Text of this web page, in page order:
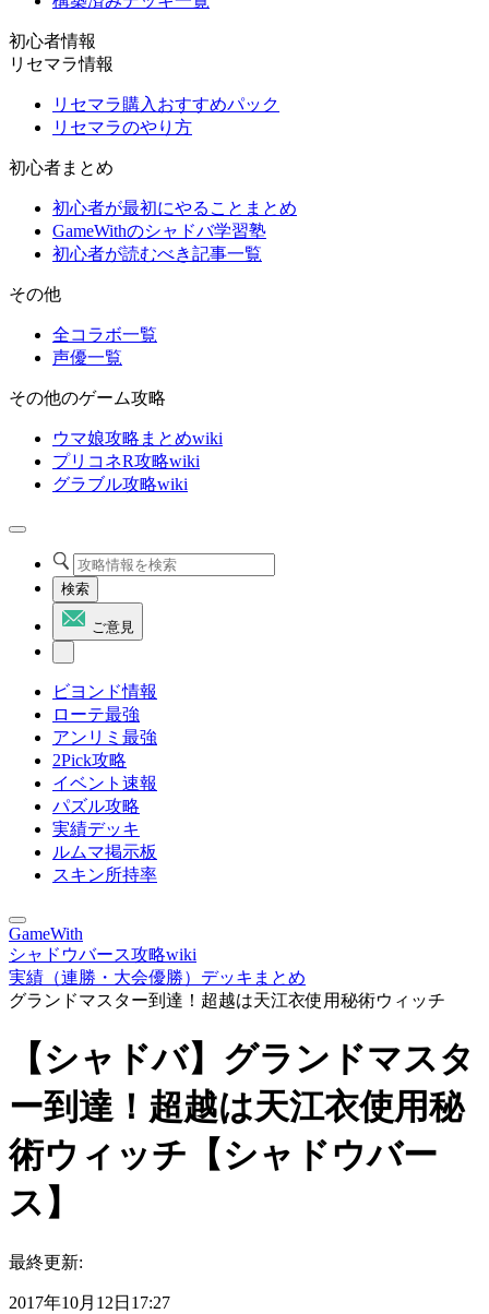
初心者情報
リセマラ情報
リセマラ購入おすすめパック
リセマラのやり方
初心者まとめ
初心者が最初にやることまとめ
GameWithのシャドバ学習塾
初心者が読むべき記事一覧
その他
全コラボ一覧
声優一覧
その他のゲーム攻略
ウマ娘攻略まとめwiki
プリコネR攻略wiki
グラブル攻略wiki
検索
ご意見
ビヨンド情報
ローテ最強
アンリミ最強
2Pick攻略
イベント速報
パズル攻略
実績デッキ
ルムマ掲示板
スキン所持率
GameWith
シャドウバース攻略wiki
実績（連勝・大会優勝）デッキまとめ
グランドマスター到達！超越は天江衣使用秘術ウィッチ
【シャドバ】グランドマスタ
ー到達！超越は天江衣使用秘
術ウィッチ【シャドウバー
ス】
最終更新:
2017年10月12日17:27